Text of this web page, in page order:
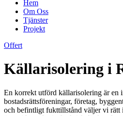
Hem
Om Oss
Tjänster
Projekt
Offert
Källarisolering i
En korrekt utförd källarisolering är en
bostadsrättsföreningar, företag,
och befintligt fukttillstånd väljer vi rätt